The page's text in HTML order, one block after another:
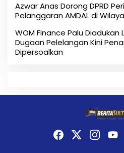
Azwar Anas Dorong DPRD
Pelanggaran AMDAL di
‎WOM Finance Palu Diadukan
Dugaan Pelelangan Kini
Dipersoalkan ‎